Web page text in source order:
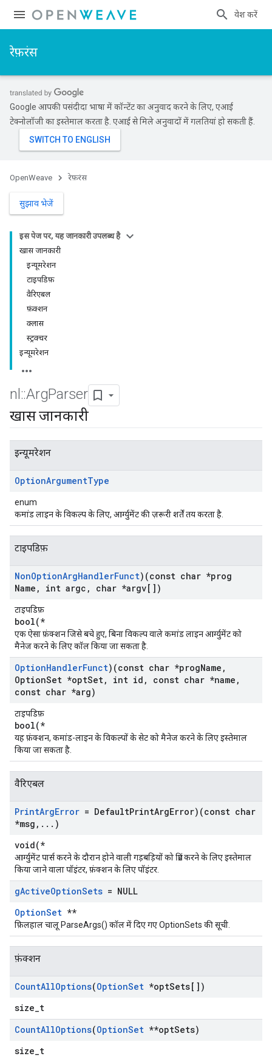
प्रवेश करें
रेफ़रंस
Google आपकी पसंदीदा भाषा में कॉन्टेंट का अनुवाद करने के लिए, एआई
टेक्नोलॉजी का इस्तेमाल करता है. एआई से मिले अनुवादों में गलतियां हो सकती हैं.
OpenWeave रेफ़रंस
सुझाव भेजें
इस पेज पर, यह जानकारी उपलब्ध है
खास जानकारी
इन्यूमरेशन
टाइपडिफ़
वैरिएबल
फ़ंक्शन
क्लास
स्ट्रक्चर
इन्यूमरेशन
nl ::ArgParser
खास जानकारी
इन्यूमरेशन
OptionArgumentType
enum
कमांड लाइन के विकल्प के लिए, आर्ग्युमेंट की ज़रूरी शर्तें तय करता है.
टाइपडिफ़
NonOptionArgHandlerFunct)(const char *prog
Name , int argc , char *argv[])
टाइपडिफ़
bool(*
एक ऐसा फ़ंक्शन जिसे बचे हुए, बिना विकल्प वाले कमांड लाइन आर्ग्युमेंट को
मैनेज करने के लिए कॉल किया जा सकता है.
OptionHandlerFunct)(const char *progName ,
OptionSet *optSet, int id , const char *name ,
const char *arg)
टाइपडिफ़
bool(*
यह फ़ंक्शन, कमांड-लाइन के विकल्पों के सेट को मैनेज करने के लिए इस्तेमाल
किया जा सकता है.
वैरिएबल
PrintArgError = DefaultPrintArgError)(const char
*msg , . . . )
void(*
आर्ग्युमेंट पार्स करने के दौरान होने वाली गड़बड़ियों को प्रिंट करने के लिए इस्तेमाल
किया जाने वाला पॉइंटर, फ़ंक्शन के लिए पॉइंटर.
gActiveOptionSets = NULL
OptionSet **
फ़िलहाल चालू ParseArgs() कॉल में दिए गए OptionSets की सूची.
फ़ंक्शन
CountAllOptions(OptionSet *optSets[])
size_t
CountAllOptions(OptionSet **optSets)
size_t